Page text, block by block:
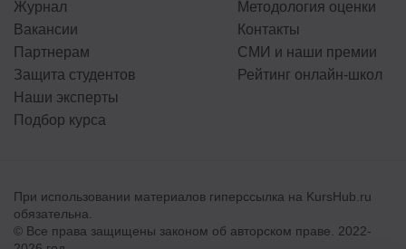
Журнал
Вакансии
Партнерам
Защита студентов
Наши эксперты
Подбор курса
Методология оценки
Контакты
СМИ и наши премии
Рейтинг онлайн-школ
При использовании материалов гиперссылка на KursHub.ru
обязательна.
© Все права защищены законом об авторском праве. 2022-